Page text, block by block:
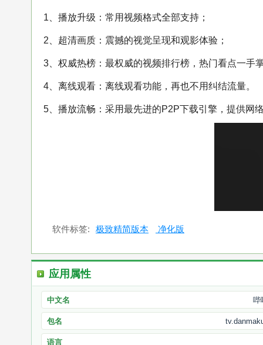
1、播放升级：常用视频格式全部支持；
2、超清画质：震撼的视觉呈现和观影体验；
3、权威热榜：最权威的视频排行榜，热门看点一手
4、离线观看：离线观看功能，再也不用纠结流量。
5、播放流畅：采用最先进的P2P下载引擎，提供网
软件标签: 极致精简版本 净化版
应用属性
中文名 哔
包名
语言